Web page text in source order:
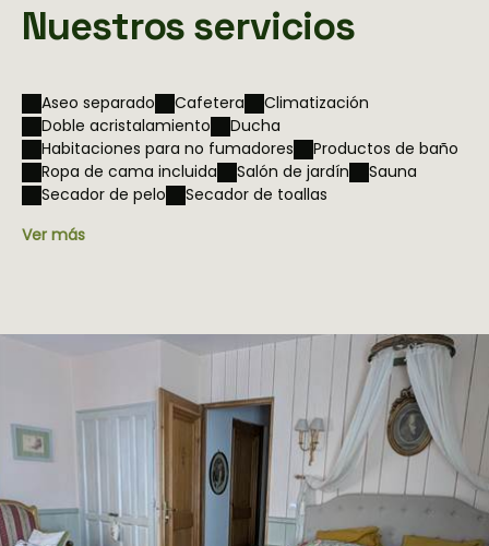
Nuestros servicios
Aseo separado Cafetera
Climatización
Doble acristalamiento
Ducha
Habitaciones para no fumadores
Productos de baño
Ropa de cama incluida
Salón de jardín
Sauna
Secador de pelo
Secador de toallas
Ver más